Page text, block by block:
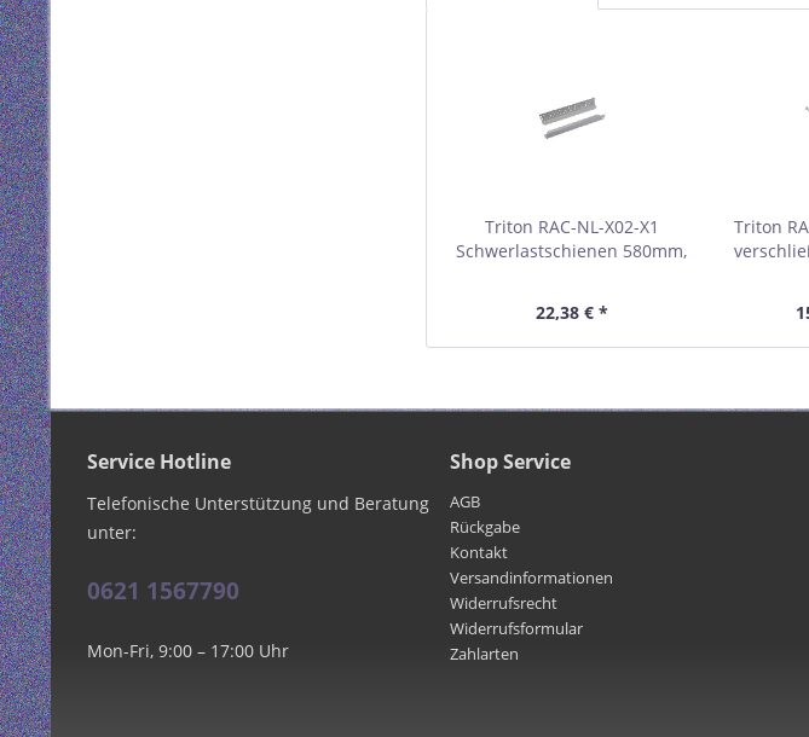
Triton RAC-NL-X02-X1
Schwerlastschienen 580mm,
22,38 € *
Triton
Service Hotline
Telefonische Unterstützung und Beratung
unter:
0621 1567790
Mon-Fri, 9:00 – 17:00 Uhr
Shop Service
AGB
Rückgabe
Kontakt
Versandinformationen
Widerrufsrecht
Widerrufsformular
Zahlarten